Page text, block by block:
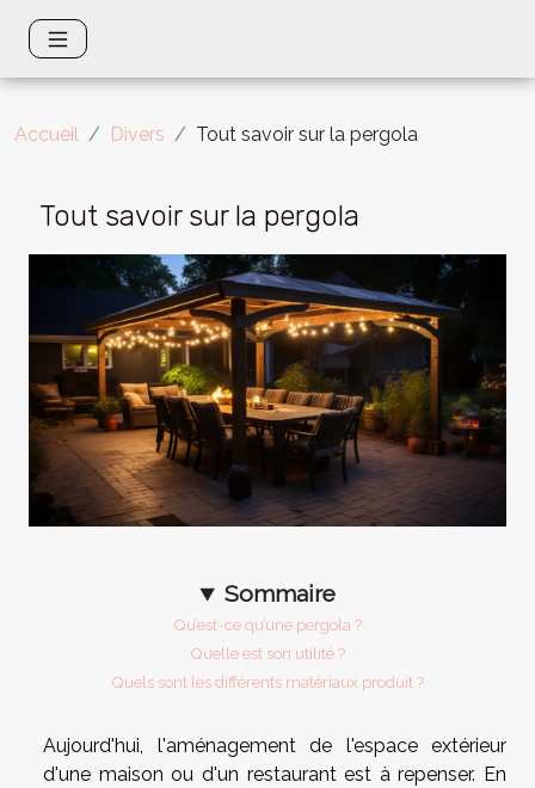
Accueil Divers Tout savoir sur la pergola
Tout savoir sur la pergola
Sommaire
Qu’est-ce qu’une pergola ?
Quelle est son utilité ?
Quels sont les différents matériaux produit ?
Aujourd'hui, l'aménagement de l'espace extérieur
d'une maison ou d'un restaurant est à repenser. En